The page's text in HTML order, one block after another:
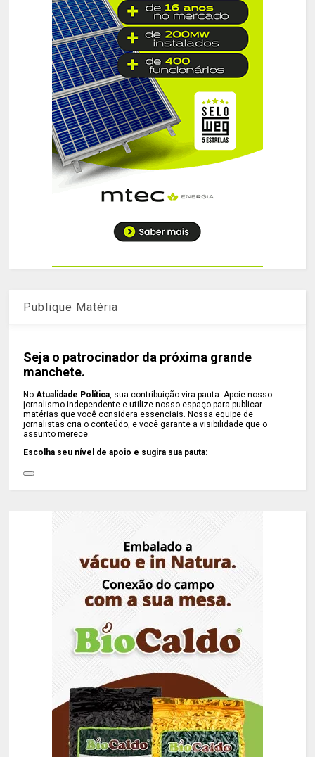
Publique Matéria
Seja o patrocinador da próxima grande
manchete.
NoAtualidade Política, sua contribuição vira pauta. Apoie nosso
jornalismo independente e utilize nosso espaço para publicar
matérias que você considera essenciais. Nossa equipe de
jornalistas cria o conteúdo, e você garante a visibilidade que o
assunto merece.
Escolha seu nível de apoio e sugira sua pauta: